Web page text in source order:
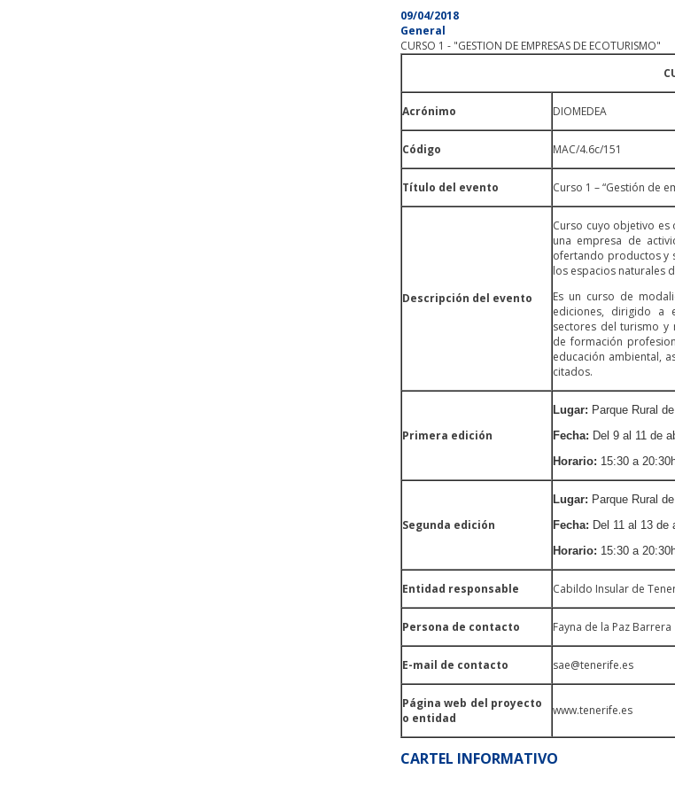
09/04/2018
General
CURSO 1 - "GESTION DE EMPRESAS DE ECOTURISMO"
Acrónimo DIOMEDEA
Código MAC/4.6c/151
Título del evento Curso 1 – “Gestión de
Descripción del evento
Curso cuyo objetivo
una empresa de
ofertando productos y
los espacios naturales
Es un curso de
ediciones, dirigido a
sectores del turismo y
de formación
educación ambiental,
citados.
Primera edición
Lugar: Parque Rural
Fecha: Del 9 al 11 de
Horario: 15:30 a
Segunda edición
Lugar: Parque Rural
Fecha: Del 11 al 13 de
Horario: 15:30 a
Entidad responsable Cabildo Insular de
Persona de contacto Fayna de la Paz Barrera
E-mail de contacto sae@tenerife.es
Página web del proyecto
o entidad
www.tenerife.es
CARTEL INFORMATIVO